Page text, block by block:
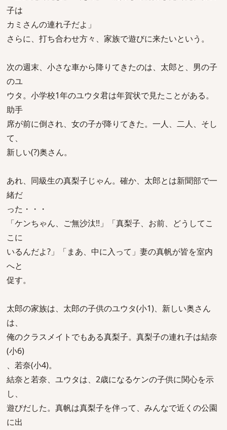
子は
カミさんの連れ子だよ」
さらに、打ち合わせ方々、家族で遊びに来たいという。
次の週末、小さな車から降りてきたのは、太郎と、男の子
のユ
ウタ。小学校1年のユウタ君は年賀状で見たことがある。
助手
席が前に倒され、女の子が降りてきた。一人、二人、そし
て、
新しい(?)奥さん。
あれ、同級生の真梨子じゃん。確か、太郎とは新聞部で一
緒だ
った・・・
「ケンちゃん、ご無沙汰!!」「真梨子、お前、どうしてこ
こに
いるんだよ?」「まあ、中に入って」妻の真帆が皆を室内
へと
促す。
太郎の家族は、太郎の子供のユウタ(小1)、新しい奥さん
は、
俺のクラスメイトでもある真梨子。真梨子の連れ子は結奈
(小6)
、若奈(小4)。
結奈と若奈、ユウタは、2歳になるケンの子供に関心を示
し、
遊びだした。真帆は真梨子を伴って、みんなで近くの公園
に出